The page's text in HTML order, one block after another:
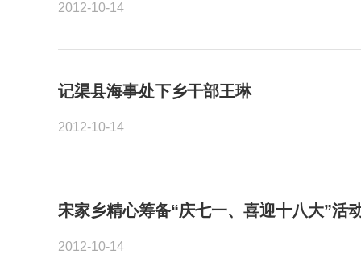
2012-10-14
记渠县海事处下乡干部王琳
2012-10-14
宋家乡精心筹备“庆七一、喜迎十八大”活
2012-10-14